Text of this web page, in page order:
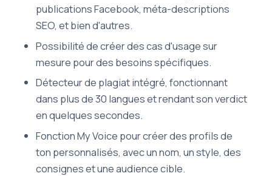
publications Facebook, méta-descriptions
SEO, et bien d'autres.
Possibilité de créer des cas d'usage sur
mesure pour des besoins spécifiques.
Détecteur de plagiat intégré, fonctionnant
dans plus de 30 langues et rendant son verdict
en quelques secondes.
Fonction My Voice pour créer des profils de
ton personnalisés, avec un nom, un style, des
consignes et une audience cible.